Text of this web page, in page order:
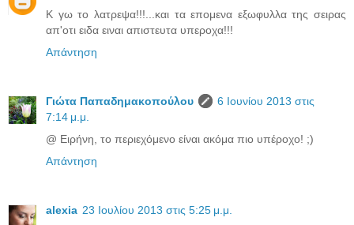
Κ γω το λατρεψα!!!...και τα επομενα εξωφυλλα της σειρας
απ'οτι ειδα ειναι απιστευτα υπεροχα!!!
Απάντηση
Γιώτα Παπαδημακοπούλου
6 Ιουνίου 2013 στις
7:14 μ.μ.
@ Ειρήνη, το περιεχόμενο είναι ακόμα πιο υπέροχο! ;)
Απάντηση
alexia 23 Ιουλίου 2013 στις 5:25 μ.μ.